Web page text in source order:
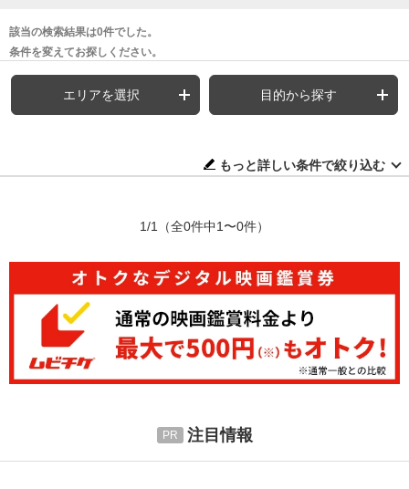
該当の検索結果は0件でした。
条件を変えてお探しください。
エリアを選択 目的から探す
もっと詳しい条件で絞り込む
1/1 （全0件中1〜0件）
注目情報